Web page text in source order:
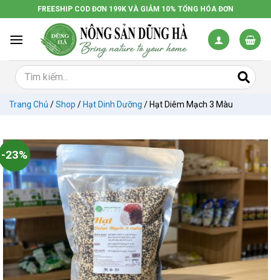
đến
dung
FREESHIP COD ĐƠN 199K VÀ GIẢM 10% TỔNG HÓA ĐƠN
Trang Chủ /Shop / Hạt Dinh Dưỡng / Hạt Diêm Mạch 3 Màu
-23%